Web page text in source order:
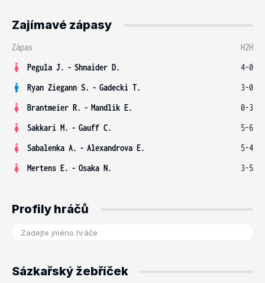
Zajímavé zápasy
Zápas
H2H
Pegula J. - Shnaider D.
4-0
Ryan Ziegann S. - Gadecki T.
3-0
Brantmeier R. - Mandlik E.
0-3
Sakkari M. - Gauff C.
5-6
Sabalenka A. - Alexandrova E.
5-4
Mertens E. - Osaka N. 3-5
Profily hráčů
Sázkařský žebříček